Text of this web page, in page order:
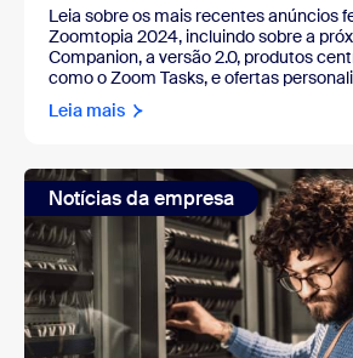
Leia sobre os mais recentes anúncios
Zoomtopia 2024, incluindo sobre a
Companion, a versão 2.0, produtos
como o Zoom Tasks, e ofertas
Leia mais
Notícias da empresa